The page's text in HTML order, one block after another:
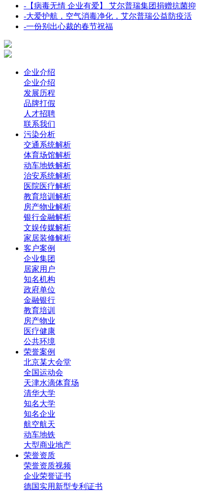
- 【病毒无情 企业有爱】 艾尔普瑞集团捐赠抗菌抑
-大爱护航，空气消毒净化，艾尔普瑞公益防疫活
-一份别出心裁的春节祝福
企业介绍
企业介绍
发展历程
品牌打假
人才招聘
联系我们
污染分析
交通系统解析
体育场馆解析
动车地铁解析
治安系统解析
医院医疗解析
教育培训解析
房产物业解析
银行金融解析
文娱传媒解析
家居装修解析
客户案例
企业集团
居家用户
知名机构
政府单位
金融银行
教育培训
房产物业
医疗健康
公共环境
荣誉案例
北京某大会堂
全国运动会
天津水滴体育场
清华大学
知名大学
知名企业
航空航天
动车地铁
大型商业地产
荣誉资质
荣誉资质视频
企业荣誉证书
德国实用新型专利证书